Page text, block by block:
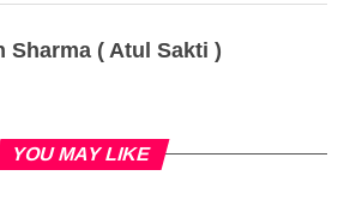
Sharma ( Atul Sakti )
YOU MAY LIKE